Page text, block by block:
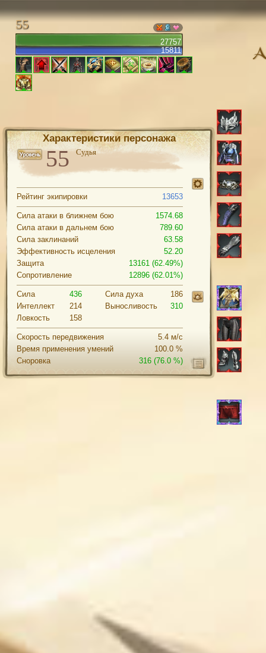
27757
15811
55
Характеристики персонажа
Судья
Рейтинг экипировки 13653
Сила атаки в ближнем бою
1574.68
Сила атаки в дальнем бою
789.60
Сила заклинаний
63.58
Эффективность исцеления
52.20
Защита
13161 (62.49%)
Сопротивление
12896 (62.01%)
Сила
436
Интеллект
214
Ловкость
158
Cила духа
186
Выносливость
310
Скорость передвижения
5.4 м/с
Время применения умений
100.0 %
Сноровка
(76.0 %)
316